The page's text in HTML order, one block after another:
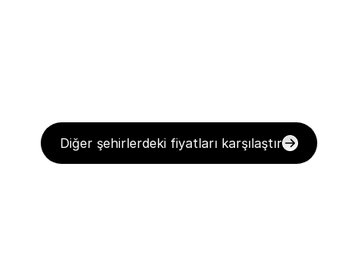
Diğer şehirlerdeki fiyatları karşılaştır